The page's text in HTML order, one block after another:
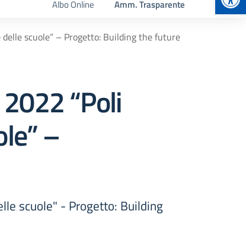
Albo Online Amm. Trasparente
scuole” – Progetto: Building the future
“Poli
–
scuole" - Progetto: Building